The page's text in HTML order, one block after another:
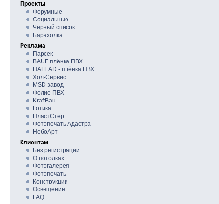
Проекты
Форумные
Социальные
Чёрный список
Барахолка
Реклама
Парсек
BAUF плёнка ПВХ
HALEAD - плёнка ПВХ
Хол-Сервис
MSD завод
Фолие ПВХ
KraftBau
Готика
ПластСтер
Фотопечать Адастра
НебоАрт
Клиентам
Без регистрации
О потолках
Фотогалерея
Фотопечать
Конструкции
Освещение
FAQ